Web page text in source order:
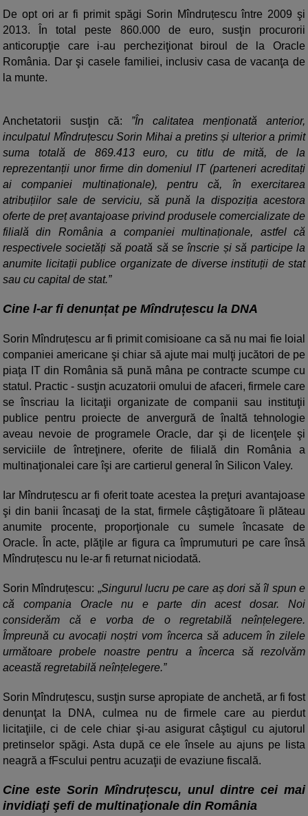
De opt ori ar fi primit spăgi Sorin Mîndruțescu între 2009 şi
2013. În total peste 860.000 de euro, susţin procurorii
anticorupţie care i-au percheziţionat biroul de la Oracle
România. Dar şi casele familiei, inclusiv casa de vacanţa de
la munte.
Anchetatorii susţin că: ”În calitatea menționată anterior,
inculpatul Mîndruțescu Sorin Mihai a pretins și ulterior a primit
suma totală de 869.413 euro, cu titlu de mită, de la
reprezentanții unor firme din domeniul IT (parteneri acreditați
ai companiei multinaționale), pentru că, în exercitarea
atribuțiilor sale de serviciu, să pună la dispoziția acestora
oferte de preț avantajoase privind produsele comercializate de
filială din România a companiei multinaționale, astfel că
respectivele societăți să poată să se înscrie și să participe la
anumite licitații publice organizate de diverse instituții de stat
sau cu capital de stat.”
Cine l-ar fi denunțat pe Mîndruțescu la DNA
Sorin Mîndruțescu ar fi primit comisioane ca să nu mai fie loial
companiei americane şi chiar să ajute mai mulţi jucători de pe
piaţa IT din România să pună mâna pe contracte scumpe cu
statul. Practic - susţin acuzatorii omului de afaceri, firmele care
se înscriau la licitaţii organizate de companii sau instituţii
publice pentru proiecte de anvergură de înaltă tehnologie
aveau nevoie de programele Oracle, dar şi de licenţele şi
serviciile de întreţinere, oferite de filială din România a
multinaţionalei care îşi are cartierul general în Silicon Valey.
Iar Mîndruțescu ar fi oferit toate acestea la preţuri avantajoase
şi din banii încasaţi de la stat, firmele câştigătoare îi plăteau
anumite procente, proporţionale cu sumele încasate de
Oracle. În acte, plăţile ar figura ca împrumuturi pe care însă
Mîndruțescu nu le-ar fi returnat niciodată.
Sorin Mîndruțescu:Singurul lucru pe care aș dori să îl spun e
că compania Oracle nu e parte din acest dosar. Noi
considerăm că e vorba de o regretabilă neînțelegere.
Împreună cu avocații noștri vom încerca să aducem în zilele
următoare probele noastre pentru a încerca să rezolvăm
această regretabilă neînțelegere.”
Sorin Mîndruțescu, susţin surse apropiate de anchetă, ar fi fost
denunţat la DNA, culmea nu de firmele care au pierdut
licitaţiile, ci de cele chiar şi-au asigurat câştigul cu ajutorul
pretinselor spăgi. Asta după ce ele însele au ajuns pe lista
neagră a fFscului pentru acuzaţii de evaziune fiscală.
Cine este Sorin Mîndruțescu, unul dintre cei mai
invidiaţi şefi de multinaţionale din România